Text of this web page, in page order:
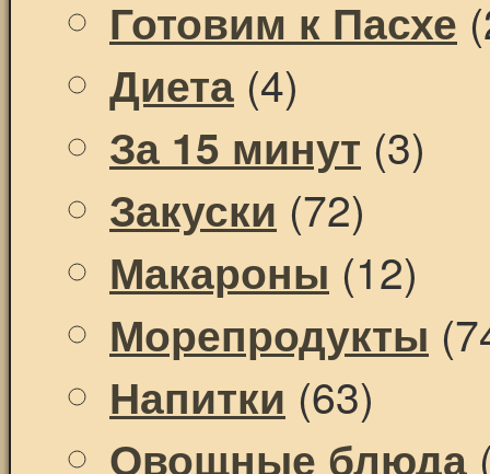
Готовим к Пасхе
Диета (4)
За 15 минут (3)
Закуски (72)
Макароны (12)
Морепродукты
Напитки (63)
Овощные блюда